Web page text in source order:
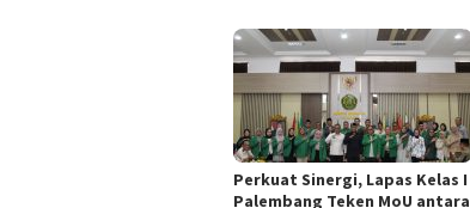
Perkuat Sinergi, Lapas Kelas I
Palembang Teken MoU antara